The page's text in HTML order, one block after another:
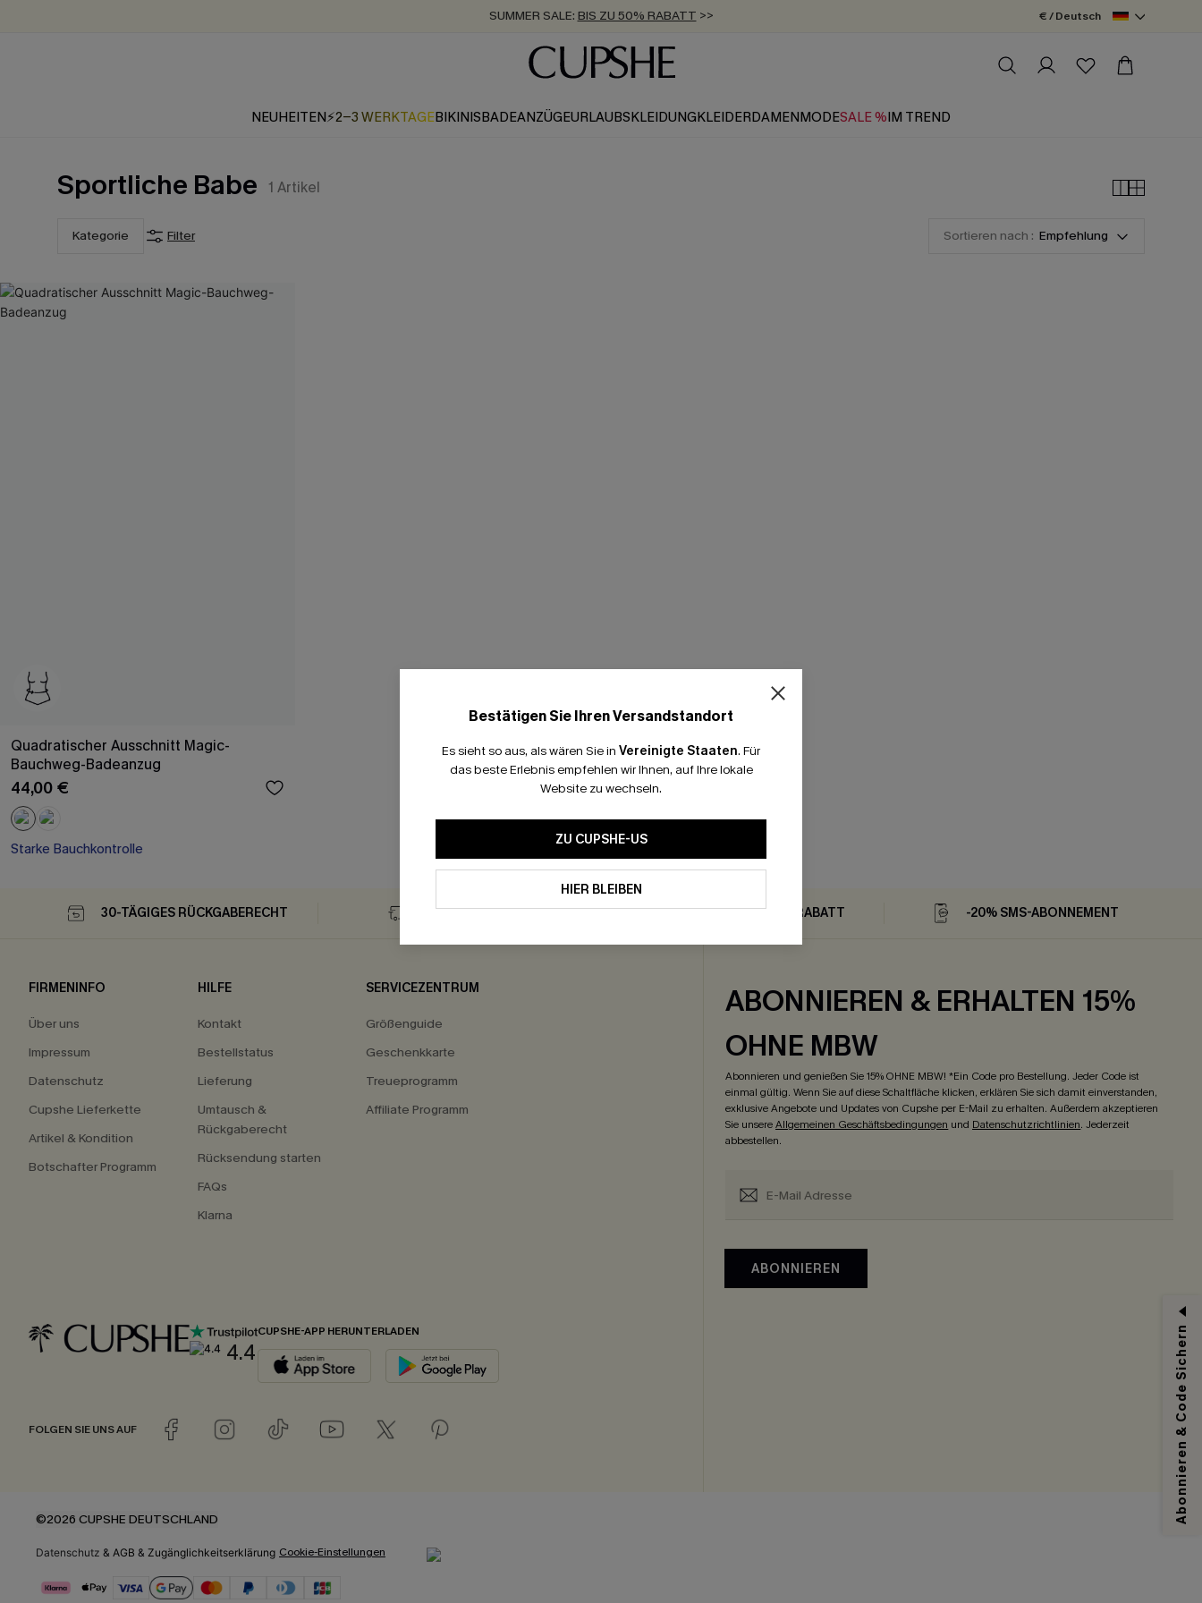
SUMMER SALE: BIS ZU 50% RABATT >>
ZUM NEWSLETTER:BIS ZU -20% EXTRA ERHALTEN
KOSTENLOSER VERSAND AB 89 €
€ / Deutsch
NEUHEITEN⚡2-3 WERKTAGEBIKINISBADEANZÜGEURLAUBSKLEIDUNGKLEIDERDAMENMODESALE %IM TREND
Sportliche Babe 1 Artikel
Kategorie Filter Sortieren nach : Empfehlung
Quadratischer Ausschnitt Magic-
Bauchweg-Badeanzug
44,00 €
Starke Bauchkontrolle
Bestätigen Sie Ihren Versandstandort
Es sieht so aus, als wären Sie in Vereinigte Staaten. Für
das beste Erlebnis empfehlen wir Ihnen, auf Ihre lokale
Website zu wechseln.
ZU CUPSHE-US
HIER BLEIBEN
30-TÄGIGES RÜCKGABERECHT
GRATIS VERSAND -15% NEWSLETTER-RABATT -20% SMS-ABONNEMENT
FIRMENINFO
Über uns
Impressum
Datenschutz
Cupshe Lieferkette
Artikel & Kondition
Botschafter Programm
HILFE
Kontakt
Bestellstatus
Lieferung
Umtausch &
Rückgaberecht
Rücksendung starten
FAQs
Klarna
SERVICEZENTRUM
Größenguide
Geschenkkarte
Treueprogramm
Affiliate Programm
4.4
CUPSHE-APP HERUNTERLADEN
FOLGEN SIE UNS AUF
ABONNIEREN & ERHALTEN 15%
OHNE MBW
Abonnieren und genießen Sie 15% OHNE MBW! *Ein Code pro Bestellung. Jeder Code ist
einmal gültig. Wenn Sie auf diese Schaltfläche klicken, erklären Sie sich damit einverstanden,
exklusive Angebote und Updates von Cupshe per E-Mail zu erhalten. Außerdem akzeptieren
Sie unsereAllgemeinen Geschäftsbedingungen und Datenschutzrichtlinien. Jederzeit
abbestellen.
ABONNIEREN
©2026 CUPSHE DEUTSCHLAND
Datenschutz & AGB & Zugänglichkeitserklärung Cookie-Einstellungen
Abonnieren & Code Sichern